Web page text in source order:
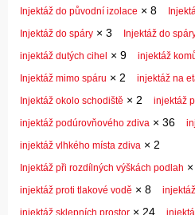
Injektáž do původní izolace × 8
Injektáž do spáry × 3 Injektáž do
injektáž dutých cihel × 9 injektáž
Injektáž mimo spáru × 2 injektáž na
Injektáž okolo schodiště × 2 injektáž
injektáž podúrovňového zdiva × 36
injektáž vlhkého místa zdiva × 2
Injektáž při rozdílných výškách podlah ×
injektáž proti tlakové vodě × 8
injektáž sklepních prostor × 24